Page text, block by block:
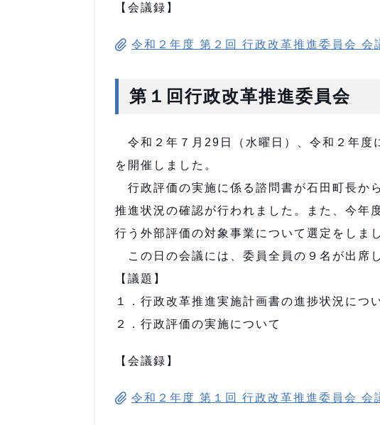
【会議録】
令和２年度 第２回 行政改革推進委員会
第１回行政改革推進委員会
令和２年７月29日（水曜日）、令和２年度
を開催しました。
行政評価の実施に係る諮問書が石田町長か
推進状況の確認が行われました。また、今年
行う外部評価の対象事業について選定をしま
この日の会議には、委員全員の９名が出席
【議題】
１．行政改革推進実施計画書の進捗状況につ
２．行政評価の実施について
【会議録】
令和２年度 第１回 行政改革推進委員会